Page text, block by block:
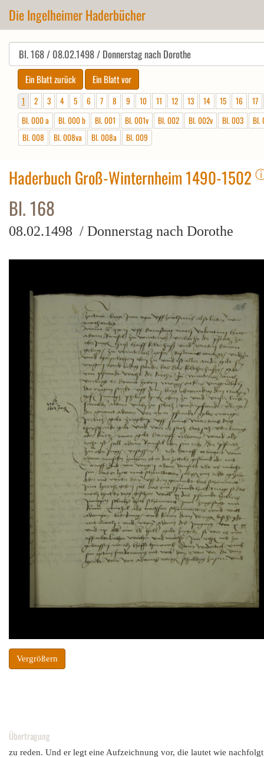
Die Ingelheimer Haderbücher
1 2 3 4 5 6 7 8 9 10 11 12 13 14 15 16
17
Bl. 000 a
Bl. 000 b Bl. 001 Bl. 001v Bl. 002 Bl. 002v Bl. 003
Bl.
Bl. 008
Bl. 008va Bl. 008a Bl. 009
Haderbuch Groß-Winternheim 1490-1502
Bl. 168
08.02.1498 / Donnerstag nach Dorothe
Vergrößern
Übertragung
zu reden. Und er legt eine Aufzeichnung vor, die lautet wie